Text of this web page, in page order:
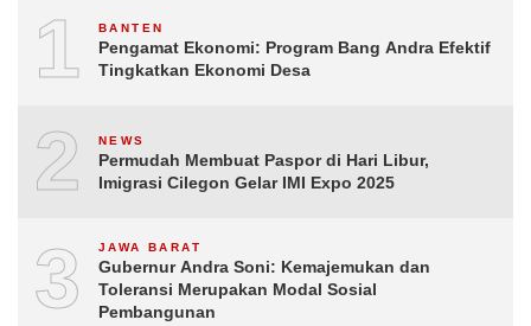
1 BANTEN
Pengamat Ekonomi: Program Bang Andra Efektif
Tingkatkan Ekonomi Desa
2 NEWS
Permudah Membuat Paspor di Hari Libur,
Imigrasi Cilegon Gelar IMI Expo 2025
3 JAWA BARAT
Gubernur Andra Soni: Kemajemukan dan
Toleransi Merupakan Modal Sosial
Pembangunan